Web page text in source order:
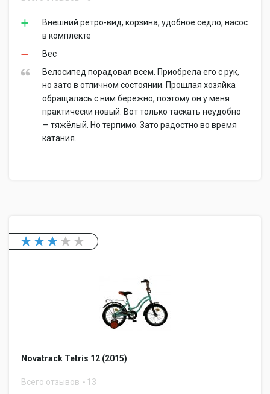
Внешний ретро-вид, корзина, удобное седло, насос
в комплекте
Вес
Велосипед порадовал всем. Приобрела его с рук,
но зато в отличном состоянии. Прошлая хозяйка
обращалась с ним бережно, поэтому он у меня
практически новый. Вот только таскать неудобно
— тяжёлый. Но терпимо. Зато радостно во время
катания.
Novatrack Tetris 12 (2015)
Всего отзывов 13